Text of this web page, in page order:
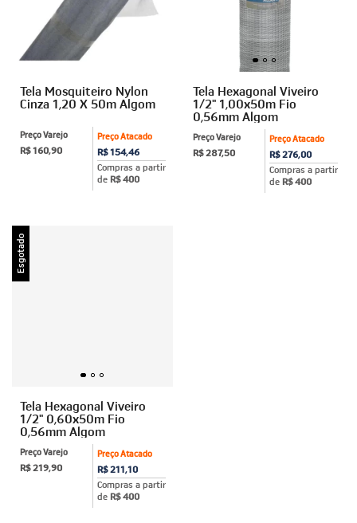
Tela Mosquiteiro Nylon
Cinza 1,20 X 50m Algom
Preço Atacado
R$ 154,46
Compras a partir
de R$ 400
Preço Varejo
R$ 160,90
Tela Hexagonal Viveiro
1/2" 1,00x50m Fio
0,56mm Algom
Preço Atacado
R$ 276,00
Compras a partir
de R$ 400
Preço Varejo
R$ 287,50
Esgotado
Tela Hexagonal Viveiro
1/2" 0,60x50m Fio
0,56mm Algom
Preço Atacado
R$ 211,10
Compras a partir
de R$ 400
Preço Varejo
R$ 219,90